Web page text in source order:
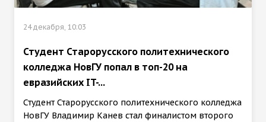
24 декабря, 10:03
Студент Старорусского политехнического
колледжа НовГУ попал в топ-20 на
евразийских IT-...
Студент Старорусского политехнического колледжа
НовГУ Владимир Канев стал финалистом второго